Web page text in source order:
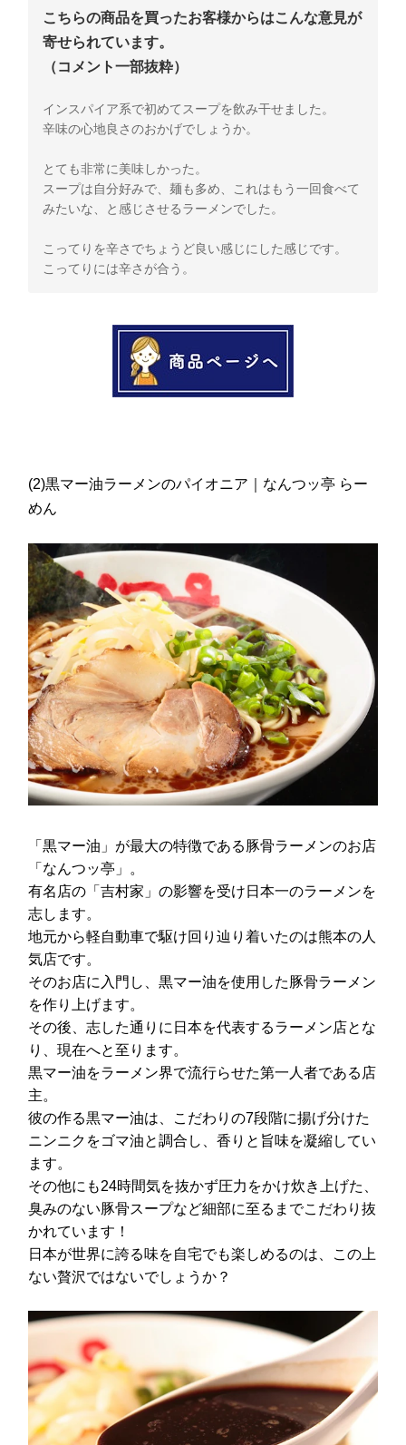
こちらの商品を買ったお客様からはこんな意見が
寄せられています。
（コメント一部抜粋）
インスパイア系で初めてスープを飲み干せました。
辛味の心地良さのおかげでしょうか。
とても非常に美味しかった。
スープは自分好みで、麺も多め、これはもう一回食べて
みたいな、と感じさせるラーメンでした。
こってりを辛さでちょうど良い感じにした感じです。
こってりには辛さが合う。
(2)黒マー油ラーメンのパイオニア｜なんつッ亭 らー
めん
「黒マー油」が最大の特徴である豚骨ラーメンのお店
「なんつッ亭」。
有名店の「吉村家」の影響を受け日本一のラーメンを
志します。
地元から軽自動車で駆け回り辿り着いたのは熊本の人
気店です。
そのお店に入門し、黒マー油を使用した豚骨ラーメン
を作り上げます。
その後、志した通りに日本を代表するラーメン店とな
り、現在へと至ります。
黒マー油をラーメン界で流行らせた第一人者である店
主。
彼の作る黒マー油は、こだわりの7段階に揚げ分けた
ニンニクをゴマ油と調合し、香りと旨味を凝縮してい
ます。
その他にも24時間気を抜かず圧力をかけ炊き上げた、
臭みのない豚骨スープなど細部に至るまでこだわり抜
かれています！
日本が世界に誇る味を自宅でも楽しめるのは、この上
ない贅沢ではないでしょうか？